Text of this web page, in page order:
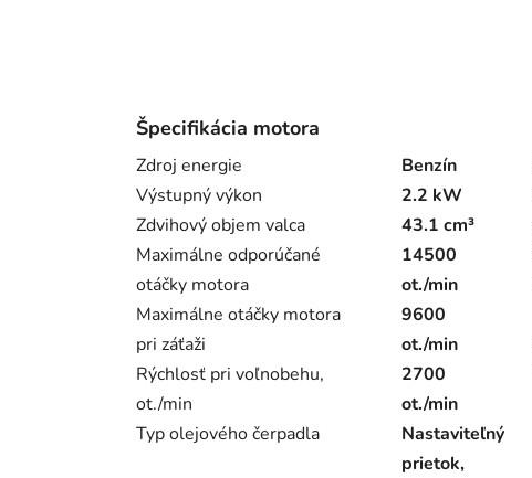
Špecifikácia motora
Zdroj energie
Benzín
Výstupný výkon
2.2 kW
Zdvihový objem valca
43.1 cm³
Maximálne odporúčané
otáčky motora
14500
ot./min
Maximálne otáčky motora
pri záťaži
9600
ot./min
Rýchlosť pri voľnobehu,
ot./min
2700
ot./min
Typ olejového čerpadla
Nastaviteľný
prietok,